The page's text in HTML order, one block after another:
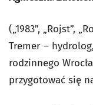
(„1983”, „Rojst”,
Tremer –
rodzinnego
przygotować się